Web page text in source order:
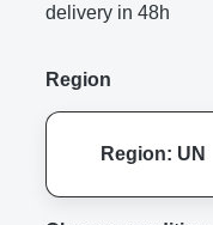
delivery in 48h
Region
Region: UN